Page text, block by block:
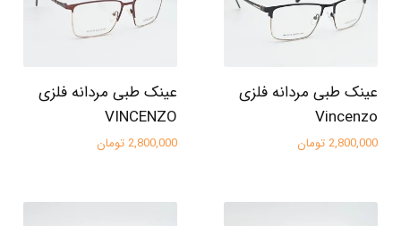
عینک طبی مردانه فلزی
Vincenzo
2,800,000 تومان
عینک طبی مردانه فلزی
VINCENZO
2,800,000 تومان